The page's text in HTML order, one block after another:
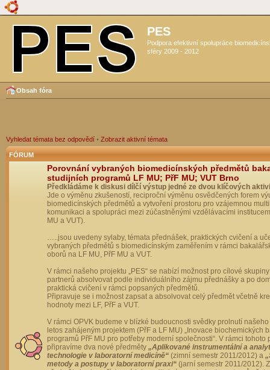
PES
Podpora efektivní spolupráce
sféry 2009 - 2012
Obsah fóra
Vyhledat témata bez odpovědí • Zobrazit aktivní témata
FÓRUM
Porovnání vybraných biomedicínských předmětů
studijních programů LF MU; PřF MU; VUT Brno
Předkládáme k diskusi dílčí výstup jedné ze dvou klíčových
Jde o výměnu zkušeností, reciproční výměnu osvědčených forem
biomedicínských předmětů a vytvoření prostoru pro vzájemnou
komunikaci a spolupráci mezi zúčastněnými vzdělávacími
MU a VUT).
…..jsou uvedeny sylaby, témata přednášek, praktických cvičení a
vybraných předmětů s biomedicínským zaměřením v rámci
oborů na LF MU, PřF MU a VUT.
V rámci našeho projektu „PES“ se nabízí možnost pro cílové
partnerů absolvovat podle individuálního zájmu přednášky a po
praktická cvičení v rámci popsaných předmětů.
Připravuje se i možnost zapsat a absolvovat celý předmět včetně
hodnoty mezi LF, PřF a VUT.
V rámci OPVK budeme v blízké budoucnosti svědky prolnutí
letos zahájeným projektem (PřF a LF MU) „Inovace biochemických
programů PřF MU pro potřeby moderní společnosti“. V rámci tohoto
připravíme dva nové předměty „Aplikované instrumentální a
technologie v laboratorní medicíně“ (zimní semestr 2011/2012) a
metody a postupy v laboratorní praxi“ (jarní semestr 2011/2012).